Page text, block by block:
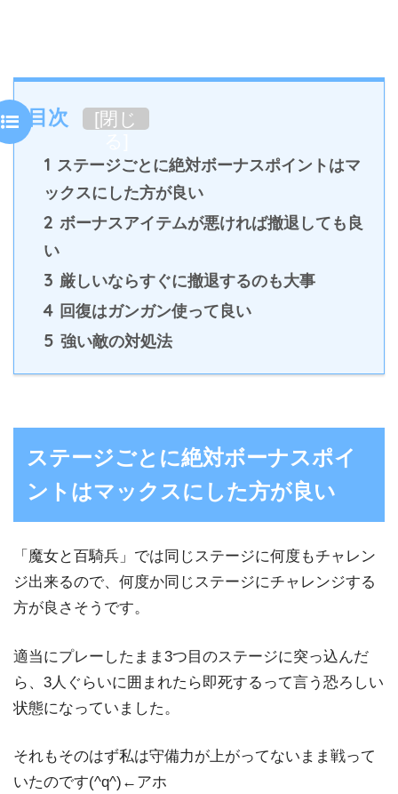
目次 [閉じ
1 ステージごとに絶対ボーナスポイントはマ
ックスにした方が良い
2 ボーナスアイテムが悪ければ撤退しても良
い
3 厳しいならすぐに撤退するのも大事
4 回復はガンガン使って良い
5 強い敵の対処法
ステージごとに絶対ボーナスポイ
ントはマックスにした方が良い
「魔女と百騎兵」では同じステージに何度もチャレン
ジ出来るので、何度か同じステージにチャレンジする
方が良さそうです。
適当にプレーしたまま3つ目のステージに突っ込んだ
ら、3人ぐらいに囲まれたら即死するって言う恐ろしい
状態になっていました。
それもそのはず私は守備力が上がってないまま戦って
いたのです(^q^)←アホ